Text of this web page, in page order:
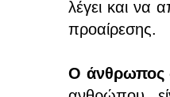
λέγει και να
προαίρεσης.
Ο άνθρωπος